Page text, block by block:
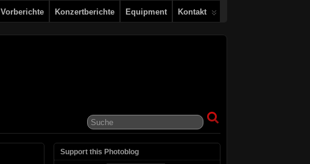
Vorberichte Konzertberichte Equipment Kontakt
Support this Photoblog